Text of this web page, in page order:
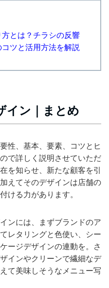
とは？チラシの反響
ツと活用方法を解説
イン｜まとめ
性、基本、要素、コツとヒ
で詳しく説明させていただ
を知らせ、新たな顧客を引
えてそのデザインは店舗の
ける力があります。
ンには、まずブランドのア
レタリングと色使い、シー
ージデザインの連動を。さ
インやクリーンで繊細なデ
て美味しそうなメニュー写